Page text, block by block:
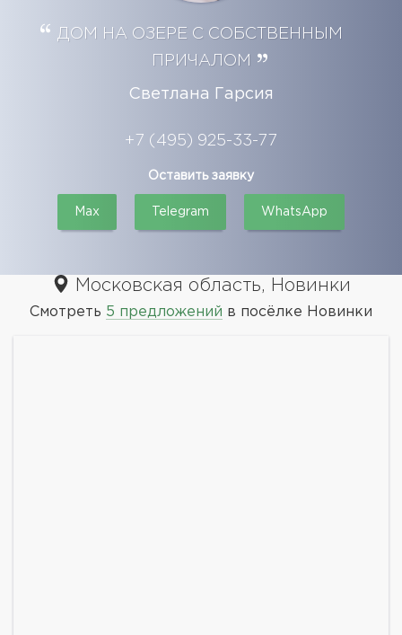
ДОМ НА ОЗЕРЕ С СОБСТВЕННЫМ
ПРИЧАЛОМ
Светлана Гарсия
+7 (495) 925-33-77
Оставить заявку
Max Telegram WhatsApp
Московская область, Новинки
Смотреть 5 предложений в посёлке Новинки